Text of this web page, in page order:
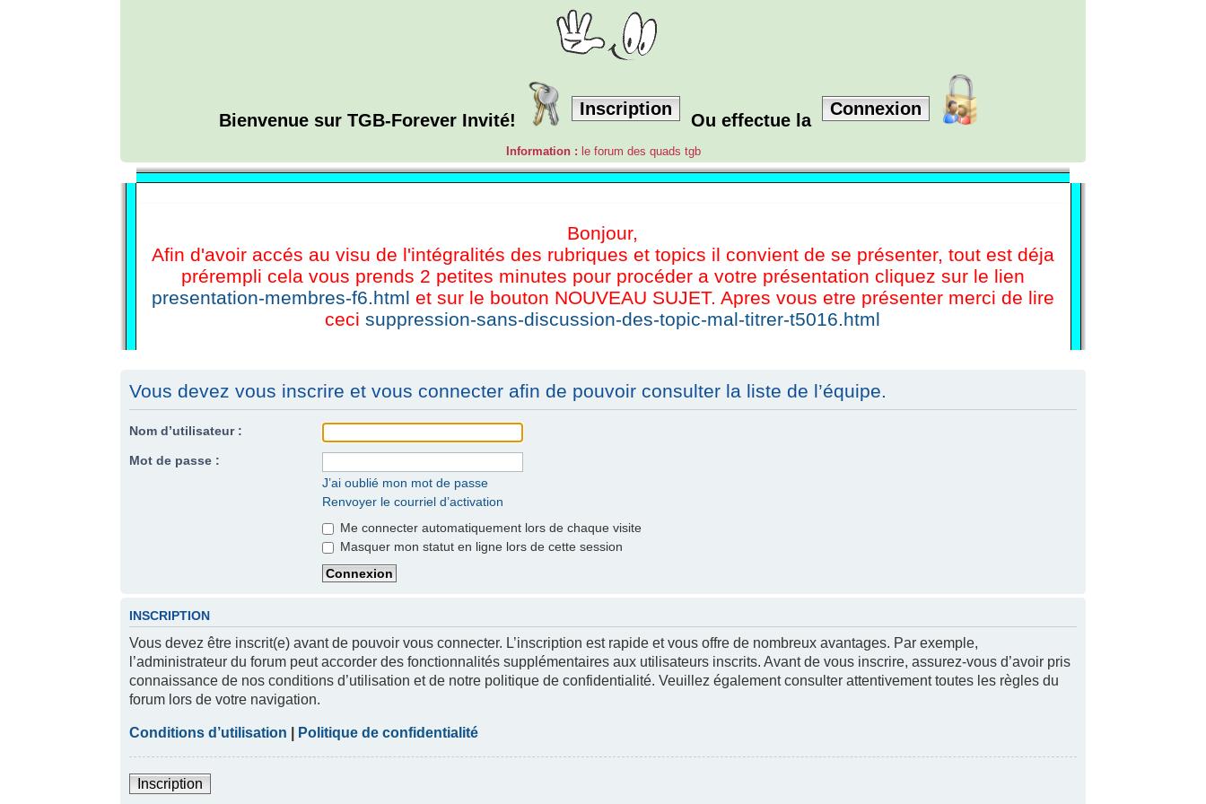
Bienvenue sur TGB-Forever Invité!
Inscription
Ou effectue la
Connexion
Information : le forum des quads tgb
Bonjour,
Afin d'avoir accés au visu de l'intégralités des rubriques et topics il convient de se présenter, tout est déja
prérempli cela vous prends 2 petites minutes pour procéder a votre présentation cliquez sur le lien
presentation-membres-f6.html et sur le bouton NOUVEAU SUJET. Apres vous etre présenter merci de lire
cecisuppression-sans-discussion-des-topic-mal-titrer-t5016.html
Vous devez vous inscrire et vous connecter afin de pouvoir consulter la liste de l’équipe.
Nom d’utilisateur :
Mot de passe :
J’ai oublié mon mot de passe
Renvoyer le courriel d’activation
Me connecter automatiquement lors de chaque visite
Masquer mon statut en ligne lors de cette session
INSCRIPTION
Vous devez être inscrit(e) avant de pouvoir vous connecter. L’inscription est rapide et vous offre de nombreux avantages. Par exemple,
l’administrateur du forum peut accorder des fonctionnalités supplémentaires aux utilisateurs inscrits. Avant de vous inscrire, assurez-vous d’avoir pris
connaissance de nos conditions d’utilisation et de notre politique de confidentialité. Veuillez également consulter attentivement toutes les règles du
forum lors de votre navigation.
Conditions d’utilisation Politique de confidentialité
Inscription